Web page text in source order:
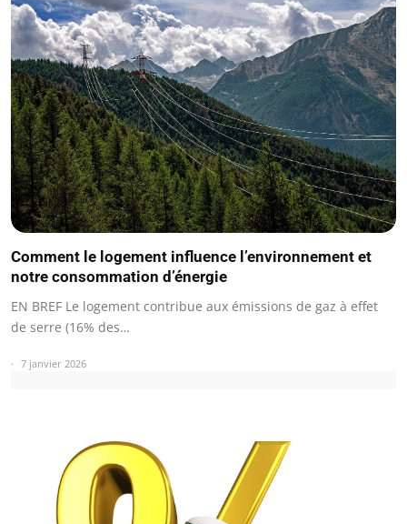
Comment le logement influence l’environnement et
notre consommation d’énergie
EN BREF Le logement contribue aux émissions de gaz à effet
de serre (16% des…
7 janvier 2026